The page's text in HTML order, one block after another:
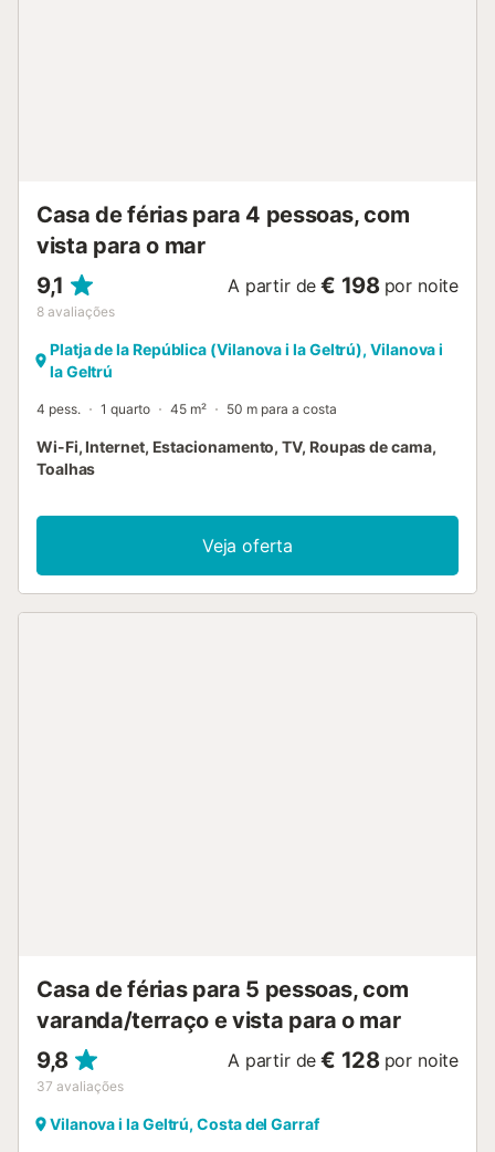
Casa de férias para 4 pessoas, com
vista para o mar
9,1
8 avaliações
A partir de € 198 por noite
Platja de la República (Vilanova i la Geltrú), Vilanova i
la Geltrú
4 pess. 1 quarto 45 m² 50 m para a costa
Wi-Fi, Internet, Estacionamento, TV, Roupas de cama,
Toalhas
Veja oferta
Casa de férias para 5 pessoas, com
varanda/terraço e vista para o mar
9,8
37 avaliações
A partir de € 128 por noite
Vilanova i la Geltrú, Costa del Garraf